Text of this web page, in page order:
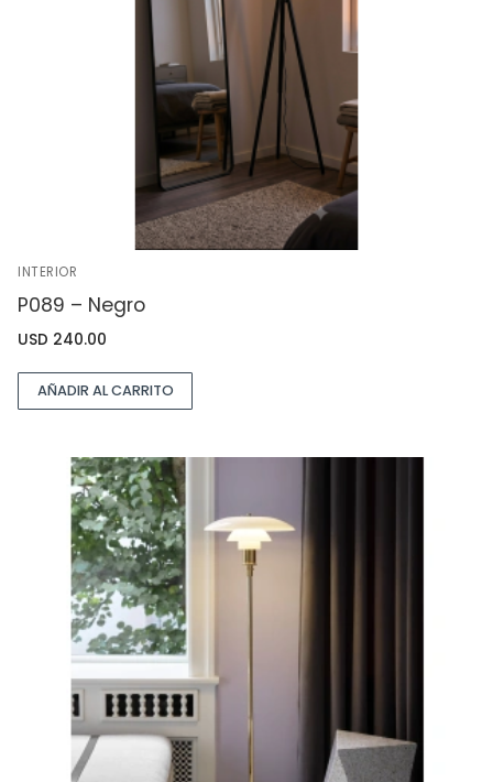
INTERIOR
P089 – Negro
USD 240.00
AÑADIR AL CARRITO